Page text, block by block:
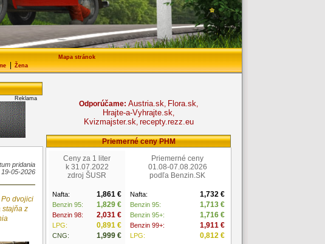
Mapa stránok
| Žena
Reklama
pridania
19-05-2026
dvojici
stajňa z
Odporúčame: Austria.sk, Flora.sk,
Hrajte-a-Vyhrajte.sk,
Kvizmajster.sk, recepty.rezz.eu
Priemerné ceny PHM
Ceny za 1 liter
k 31.07.2022
zdroj ŠUSR
Nafta: 1,861 €
Benzin 95: 1,829 €
Benzin 98: 2,031 €
LPG: 0,891 €
CNG: 1,999 €
Priemerné ceny
01.08-07.08.2026
podľa Benzin.SK
Nafta: 1,732 €
Benzin 95: 1,713 €
Benzin 95+: 1,716 €
Benzin 99+: 1,911 €
LPG: 0,812 €